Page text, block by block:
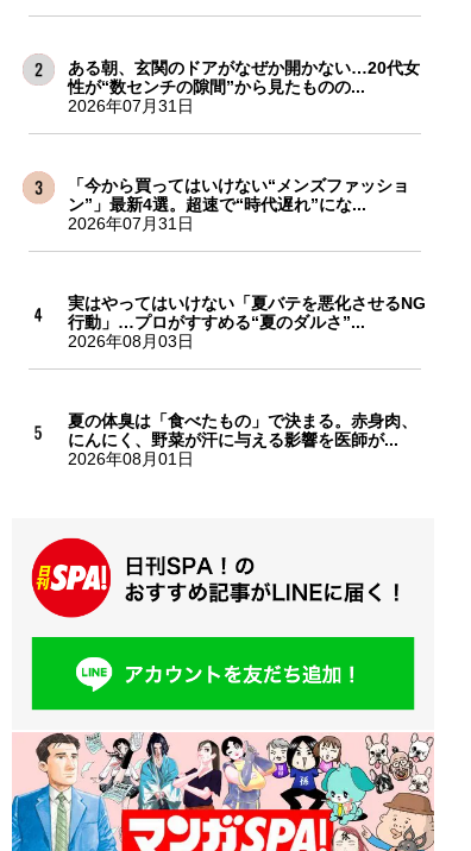
ある朝、玄関のドアがなぜか開かない…20代女
性が“数センチの隙間”から見たものの...
2026年07月31日
「今から買ってはいけない“メンズファッショ
ン”」最新4選。超速で“時代遅れ”にな...
2026年07月31日
実はやってはいけない「夏バテを悪化させるNG
行動」…プロがすすめる“夏のダルさ”...
2026年08月03日
夏の体臭は「食べたもの」で決まる。赤身肉、
にんにく、野菜が汗に与える影響を医師が...
2026年08月01日